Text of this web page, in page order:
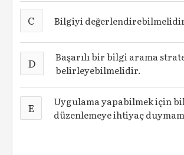
C Bilgiyi
D
Başarılı bir bilgi arama
belirleyebilmelidir.
E
Uygulama yapabilmek için
düzenlemeye ihtiyaç